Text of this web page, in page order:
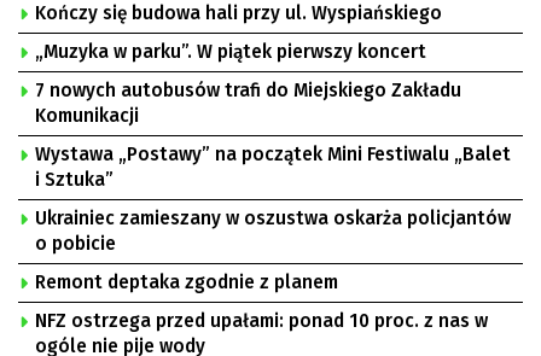
Kończy się budowa hali przy ul. Wyspiańskiego
„Muzyka w parku”. W piątek pierwszy koncert
7 nowych autobusów trafi do Miejskiego Zakładu
Komunikacji
Wystawa „Postawy” na początek Mini Festiwalu „Balet
i Sztuka”
Ukrainiec zamieszany w oszustwa oskarża policjantów
o pobicie
Remont deptaka zgodnie z planem
NFZ ostrzega przed upałami: ponad 10 proc. z nas w
ogóle nie pije wody